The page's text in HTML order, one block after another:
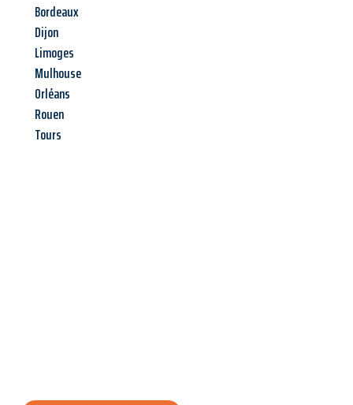
Bordeaux
Dijon
Limoges
Mulhouse
Orléans
Rouen
Tours